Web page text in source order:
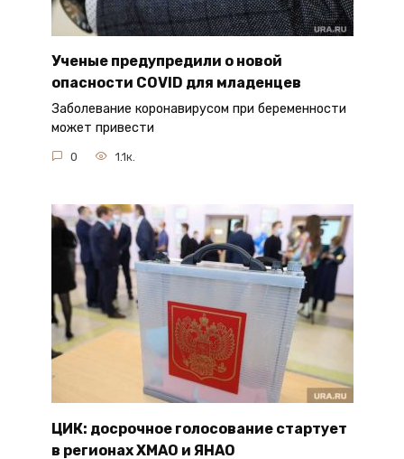
Ученые предупредили о новой
опасности COVID для младенцев
Заболевание коронавирусом при беременности
может привести
0 1.1к.
ЦИК: досрочное голосование стартует
в регионах ХМАО и ЯНАО